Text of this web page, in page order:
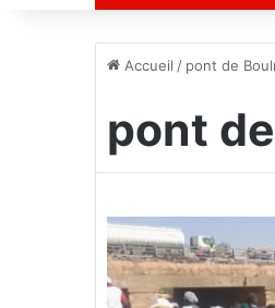
Accueil / pont de
pont